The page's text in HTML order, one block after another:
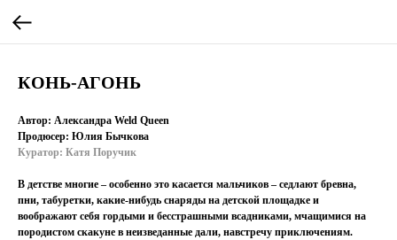
КОНЬ-АГОНЬ
Автор: Александра Weld Queen
Продюсер: Юлия Бычкова
Куратор: Катя Поручик
В детстве многие – особенно это касается мальчиков – седлают бревна,
пни, табуретки, какие-нибудь снаряды на детской площадке и
воображают себя гордыми и бесстрашными всадниками, мчащимися на
породистом скакуне в неизведанные дали, навстречу приключениям.